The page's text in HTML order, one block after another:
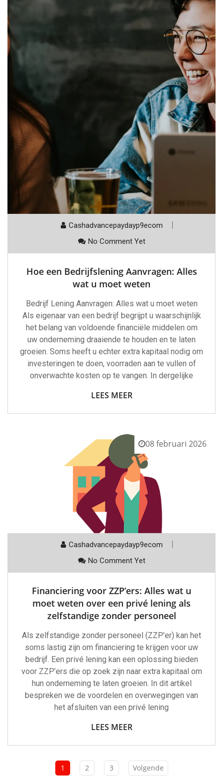
Cashadvancepaydayp9ecom
No Comment Yet
Hoe een Bedrijfslening Aanvragen: Alles
wat u moet weten
Bedrijf Lening Aanvragen: Alles wat u moet weten
Als eigenaar van een bedrijf begrijpt u waarschijnlijk
het belang van voldoende financiële middelen om
uw onderneming draaiende te houden en te laten
groeien. Soms heeft u echter extra kapitaal nodig om
investeringen te doen, voorraden aan te vullen of
onverwachte kosten op te vangen. In dergelijke
LEES MEER
08 februari 2026
Cashadvancepaydayp9ecom
No Comment Yet
Financiering voor ZZP’ers: Alles wat u
moet weten over een privé lening als
zelfstandige zonder personeel
Als zelfstandige zonder personeel (ZZP’er) kan het
soms lastig zijn om financiering te krijgen voor uw
bedrijf. Een privé lening kan een oplossing bieden
voor ZZP’ers die op zoek zijn naar extra kapitaal om
hun onderneming te laten groeien. In dit artikel
bespreken we de voordelen en overwegingen van
het afsluiten van een privé lening
LEES MEER
1 2 3 Volgende